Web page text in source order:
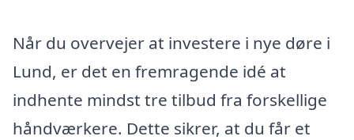
Når du overvejer at investere i nye døre i
Lund, er det en fremragende idé at
indhente mindst tre tilbud fra forskellige
håndværkere. Dette sikrer, at du får et